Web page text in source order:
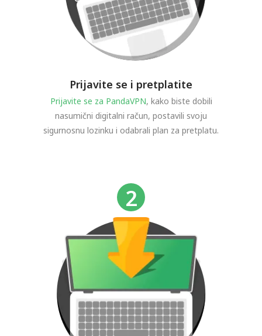
Prijavite se i pretplatite
Prijavite se za PandaVPN, kako biste dobili
nasumični digitalni račun, postavili svoju
sigurnosnu lozinku i odabrali plan za pretplatu.